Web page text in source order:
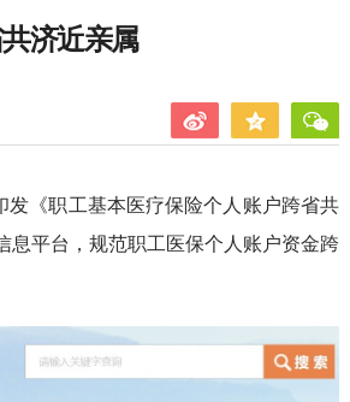
济近亲属
《职工基本医疗保险个人账户跨省共
息平台，规范职工医保个人账户资金跨